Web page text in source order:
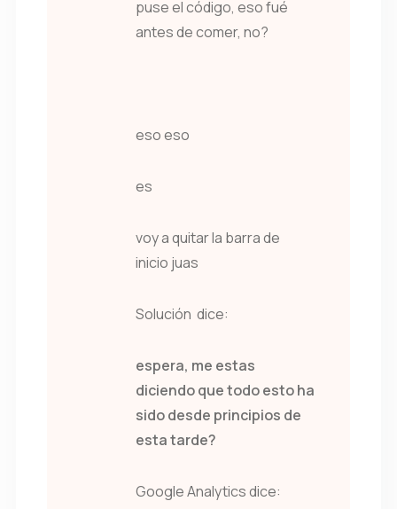
puse el código, eso fué
antes de comer, no?
eso eso
es
voy a quitar la barra de
inicio juas
Solución dice:
espera, me estas
diciendo que todo esto ha
sido desde principios de
esta tarde?
Google Analytics dice: